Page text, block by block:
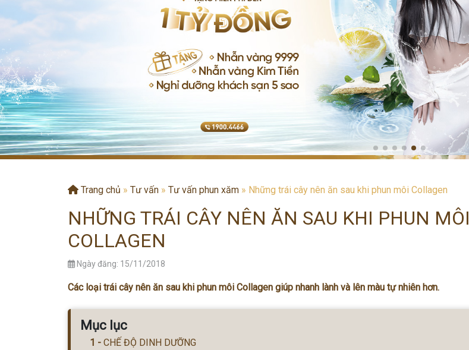
Trang chủ » Tư vấn » Tư vấn phun xăm » Những trái cây nên ăn sau khi phun môi Collagen
NHỮNG TRÁI CÂY NÊN ĂN SAU KHI PHUN MÔI
COLLAGEN
Ngày đăng: 15/11/2018
Các loại trái cây nên ăn sau khi phun môi Collagen giúp nhanh lành và lên màu tự nhiên hơn.
Mục lục
CHẾ ĐỘ DINH DƯỠNG